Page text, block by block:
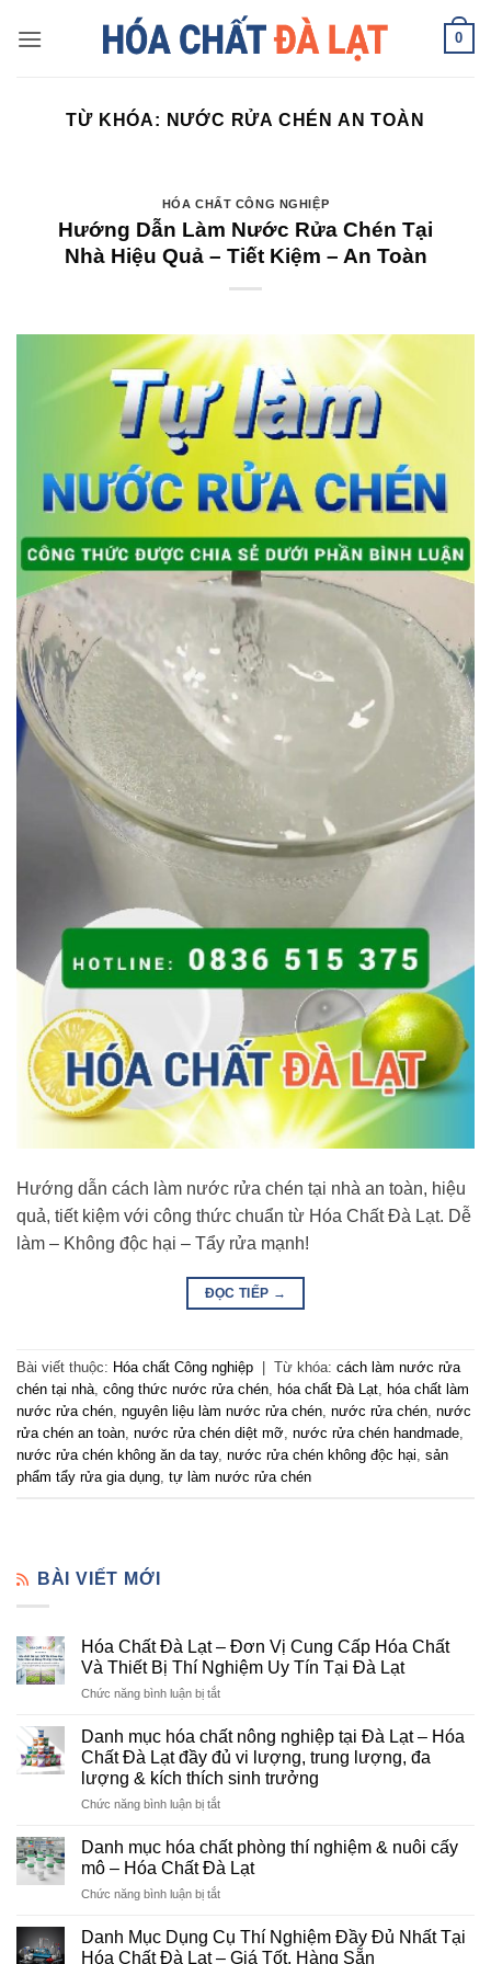
0
TỪ KHÓA: NƯỚC RỬA CHÉN AN TOÀN
HÓA CHẤT CÔNG NGHIỆP
Hướng Dẫn Làm Nước Rửa Chén Tại
Nhà Hiệu Quả – Tiết Kiệm – An Toàn
Hướng dẫn cách làm nước rửa chén tại nhà an toàn, hiệu
quả, tiết kiệm với công thức chuẩn từ Hóa Chất Đà Lạt. Dễ
làm – Không độc hại – Tẩy rửa mạnh!
ĐỌC TIẾP →
Bài viết thuộc: Hóa chất Công nghiệp Từ khóa: cách làm nước rửa
chén tại nhà, công thức nước rửa chén, hóa chất Đà Lạt, hóa chất làm
nước rửa chén, nguyên liệu làm nước rửa chén, nước rửa chén, nước
rửa chén an toàn, nước rửa chén diệt mỡ, nước rửa chén handmade,
nước rửa chén không ăn da tay, nước rửa chén không độc hại, sản
phẩm tẩy rửa gia dụng, tự làm nước rửa chén
BÀI VIẾT MỚI
Hóa Chất Đà Lạt – Đơn Vị Cung Cấp Hóa Chất
Và Thiết Bị Thí Nghiệm Uy Tín Tại Đà Lạt
Chức năng bình luận bị tắtở
Chất
Đà
Lạt
–
Đơn
Cung
Cấp
Hóa
Chất
Thiết
Danh mục hóa chất nông nghiệp tại Đà Lạt – Hóa
Chất Đà Lạt đầy đủ vi lượng, trung lượng, đa
lượng & kích thích sinh trưởng
Chức năng bình luận bị tắtở
mục
hóa
chất
nông
tại
Đà
Danh mục hóa chất phòng thí nghiệm & nuôi cấy
mô – Hóa Chất Đà Lạt
Chức năng bình luận bị tắtở
mục
hóa
Danh Mục Dụng Cụ Thí Nghiệm Đầy Đủ Nhất Tại
Hóa Chất Đà Lạt – Giá Tốt, Hàng Sẵn